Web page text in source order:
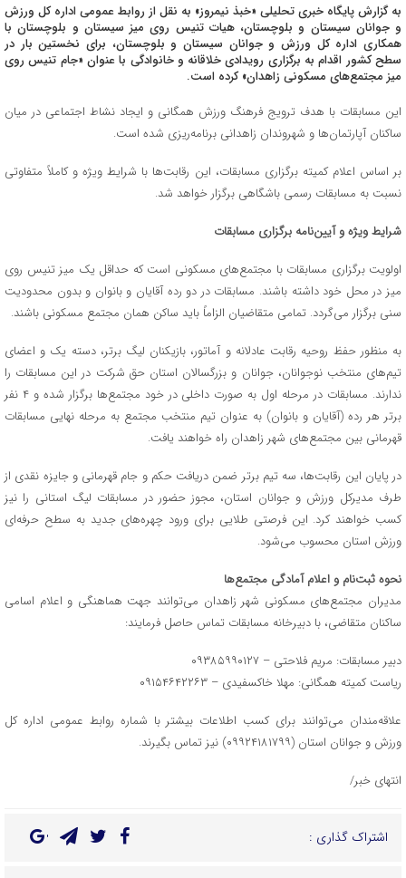
به گزارش پایگاه خبری تحلیلی «خبذ نیمروز» به نقل از روابط عمومی اداره کل ورزش
و جوانان سیستان و بلوچستان، هیات تنیس روی میز سیستان و بلوچستان با
همکاری اداره کل ورزش و جوانان سیستان و بلوچستان، برای نخستین بار در
سطح کشور اقدام به برگزاری رویدادی خلاقانه و خانوادگی با عنوان «جام تنیس روی
میز مجتمع‌های مسکونی زاهدان» کرده است.
این مسابقات با هدف ترویج فرهنگ ورزش همگانی و ایجاد نشاط اجتماعی در میان
ساکنان آپارتمان‌ها و شهروندان زاهدانی برنامه‌ریزی شده است.
بر اساس اعلام کمیته برگزاری مسابقات، این رقابت‌ها با شرایط ویژه و کاملاً متفاوتی
نسبت به مسابقات رسمی باشگاهی برگزار خواهد شد.
شرایط ویژه و آیین‌نامه برگزاری مسابقات
اولویت برگزاری مسابقات با مجتمع‌های مسکونی است که حداقل یک میز تنیس روی
میز در محل خود داشته باشند. مسابقات در دو رده آقایان و بانوان و بدون محدودیت
سنی برگزار می‌گردد. تمامی متقاضیان الزاماً باید ساکن همان مجتمع مسکونی باشند.
به منظور حفظ روحیه رقابت عادلانه و آماتور، بازیکنان لیگ برتر، دسته یک و اعضای
تیم‌های منتخب نوجوانان، جوانان و بزرگسالان استان حق شرکت در این مسابقات را
ندارند. مسابقات در مرحله اول به صورت داخلی در خود مجتمع‌ها برگزار شده و ۴ نفر
برتر هر رده (آقایان و بانوان) به عنوان تیم منتخب مجتمع به مرحله نهایی مسابقات
قهرمانی بین مجتمع‌های شهر زاهدان راه خواهند یافت.
در پایان این رقابت‌ها، سه تیم برتر ضمن دریافت حکم و جام قهرمانی و جایزه نقدی از
طرف مدیرکل ورزش و جوانان استان، مجوز حضور در مسابقات لیگ استانی را نیز
کسب خواهند کرد. این فرصتی طلایی برای ورود چهره‌های جدید به سطح حرفه‌ای
ورزش استان محسوب می‌شود.
نحوه ثبت‌نام و اعلام آمادگی مجتمع‌ها
مدیران مجتمع‌های مسکونی شهر زاهدان می‌توانند جهت هماهنگی و اعلام اسامی
ساکنان متقاضی، با دبیرخانه مسابقات تماس حاصل فرمایند:
دبیر مسابقات: مریم فلاحتی – ۰۹۳۸۵۹۹۰۱۲۷
ریاست کمیته همگانی: مهلا خاکسفیدی – ۰۹۱۵۴۶۴۲۲۶۳
علاقه‌مندان می‌توانند برای کسب اطلاعات بیشتر با شماره روابط عمومی اداره کل
ورزش و جوانان استان (۰۹۹۲۴۱۸۱۷۹۹) نیز تماس بگیرند.
انتهای خبر/
اشتراک گذاری :